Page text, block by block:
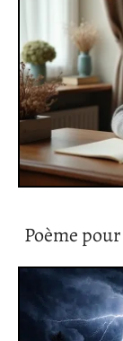
Poème